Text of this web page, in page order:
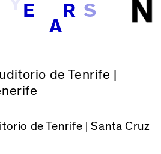
E
A
R
de Tenrife |
de Tenrife | Santa Cruz